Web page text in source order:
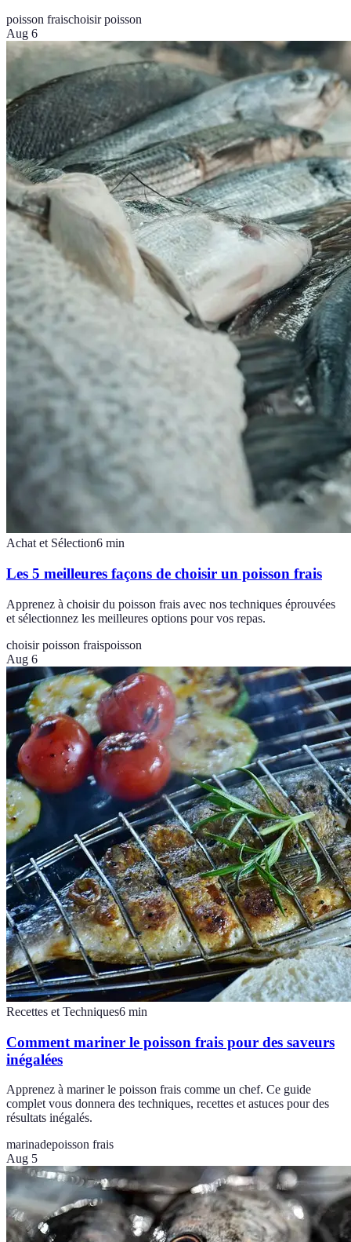
poisson fraischoisir poisson
Aug 6
Achat et Sélection6 min
Les 5 meilleures façons de choisir un poisson frais
Apprenez à choisir du poisson frais avec nos techniques éprouvées
et sélectionnez les meilleures options pour vos repas.
choisir poisson fraispoisson
Aug 6
Recettes et Techniques6 min
Comment mariner le poisson frais pour des saveurs
inégalées
Apprenez à mariner le poisson frais comme un chef. Ce guide
complet vous donnera des techniques, recettes et astuces pour des
résultats inégalés.
marinadepoisson frais
Aug 5